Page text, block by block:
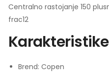
Centralno rastojanje 150
frac12
Brend: Copen